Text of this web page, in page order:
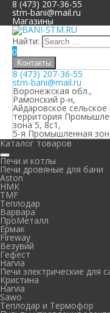
8 (473) 207-36-55
stm-bani@mail.ru
Магазины
Найти:
0
Контакты
8 (473) 207-36-55
stm-bani@mail.ru
Воронежская обл.,
Рамонский р-н,
Айдаровское сельское
территория
зона 5, 8с1,
5-я Промышленная
Каталог товаров
Печи и котлы
Печи дровяные для бани
Aston
НМК
TMF
Теплодар
Варвара
ПроМеталл
Ермак
Fireway
Везувий
Гефест
Harvia
Печи электрические для
Кристина
Harvia
Sawo
Теплодар и Термофор